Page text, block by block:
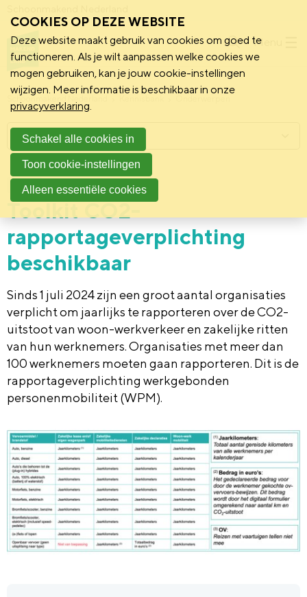
Menu
Schoonmakend Nederland
Nieuws 10 juli 2024
Toolkit CO2-
rapportageverplichting
beschikbaar
Sinds 1 juli 2024 zijn een groot aantal organisaties
verplicht om jaarlijks te rapporteren over de CO2-
uitstoot van woon-werkverkeer en zakelijke ritten
van hun werknemers. Organisaties met meer dan
100 werknemers moeten gaan rapporteren. Dit is de
rapportageverplichting werkgebonden
personenmobiliteit (WPM).
Menu
COOKIES OP DEZE WEBSITE
Deze website maakt gebruik van cookies om goed te
functioneren. Als je wilt aanpassen welke cookies we
mogen gebruiken, kan je jouw cookie-instellingen
wijzigen. Meer informatie is beschikbaar in onze
privacyverklaring.
Schakel alle cookies in
Toon cookie-instellingen
Alleen essentiële cookies